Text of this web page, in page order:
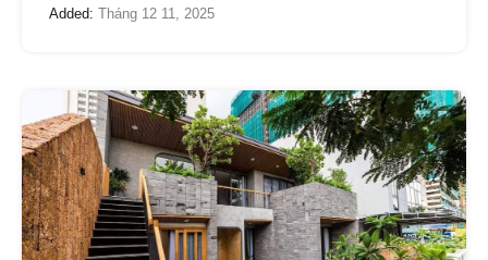
Added: Tháng 12 11, 2025